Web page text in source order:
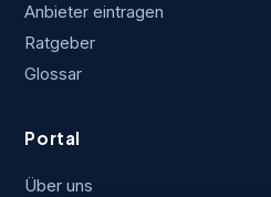
Anbieter eintragen
Ratgeber
Glossar
Portal
Über uns